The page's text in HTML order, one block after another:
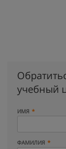
учебный
ИМЯ
ФАМИЛИЯ